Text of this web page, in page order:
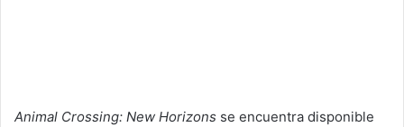
Animal Crossing: New Horizons se encuentra disponible